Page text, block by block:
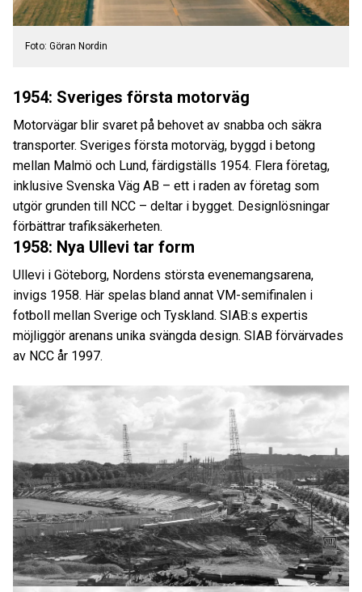
Foto: Göran Nordin
1954: Sveriges första motorväg
Motorvägar blir svaret på behovet av snabba och säkra
transporter. Sveriges första motorväg, byggd i betong
mellan Malmö och Lund, färdigställs 1954. Flera företag,
inklusive Svenska Väg AB – ett i raden av företag som
utgör grunden till NCC – deltar i bygget. Designlösningar
förbättrar trafiksäkerheten.
1958: Nya Ullevi tar form
Ullevi i Göteborg, Nordens största evenemangsarena,
invigs 1958. Här spelas bland annat VM-semifinalen i
fotboll mellan Sverige och Tyskland. SIAB:s expertis
möjliggör arenans unika svängda design. SIAB förvärvades
av NCC år 1997.